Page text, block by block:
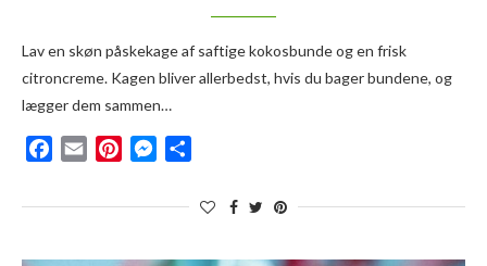
Lav en skøn påskekage af saftige kokosbunde og en frisk
citroncreme. Kagen bliver allerbedst, hvis du bager bundene, og
lægger dem sammen…
Facebook
Email PinterestMessenger